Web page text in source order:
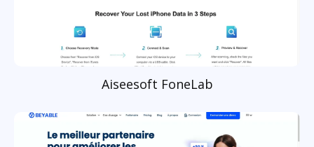
Aiseesoft FoneLab